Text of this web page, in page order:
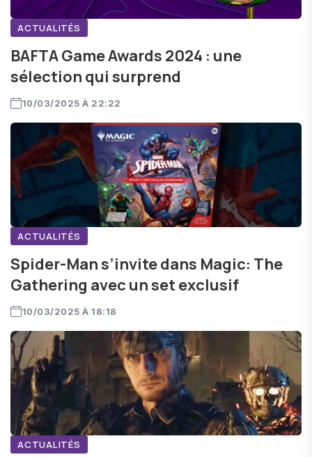
ACTUALITÉS
BAFTA Game Awards 2024 : une
sélection qui surprend
10/03/2025 À 22:22
ACTUALITÉS
Spider-Man s’invite dans Magic: The
Gathering avec un set exclusif
10/03/2025 À 18:18
ACTUALITÉS